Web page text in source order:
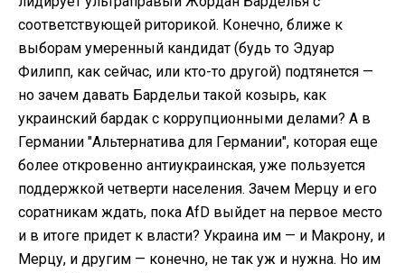
соответствующей риторикой. Конечно, ближе к
выборам умеренный кандидат (будь то Эдуар
Филипп, как сейчас, или кто-то другой) подтянется —
но зачем давать Бардельи такой козырь, как
украинский бардак с коррупционными делами? А в
Германии "Альтернатива для Германии", которая еще
более откровенно антиукраинская, уже пользуется
поддержкой четверти населения. Зачем Мерцу и его
соратникам ждать, пока AfD выйдет на первое место
и в итоге придет к власти? Украина им — и Макрону, и
Мерцу, и другим — конечно, не так уж и нужна. Но им